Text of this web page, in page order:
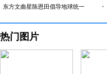
东方文曲星陈恩田倡导地球统一
热门图片